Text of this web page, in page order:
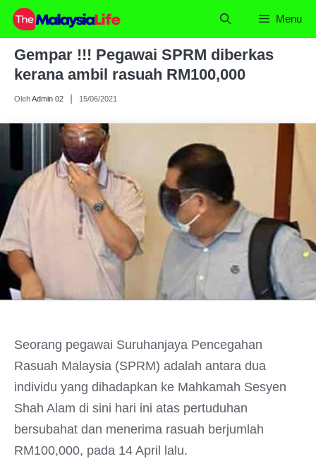
Skip
content
Menu
Gempar !!! Pegawai SPRM diberkas
kerana ambil rasuah RM100,000
OlehAdmin 02 15/06/2021
Seorang pegawai Suruhanjaya Pencegahan
Rasuah Malaysia (SPRM) adalah antara dua
individu yang dihadapkan ke Mahkamah Sesyen
Shah Alam di sini hari ini atas pertuduhan
bersubahat dan menerima rasuah berjumlah
RM100,000, pada 14 April lalu.